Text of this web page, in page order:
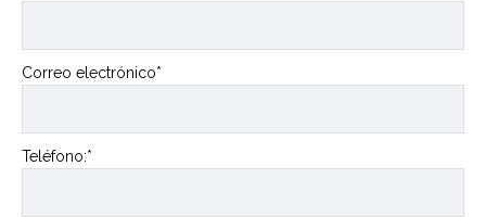
Correo electrónico*
Teléfono:*